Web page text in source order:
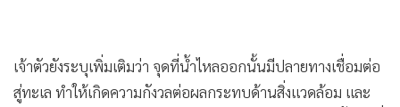
เจ้าตัวยังระบุเพิ่มเติมว่า จุดที่น้ำไหลออกนั้นมีปลายทางเชื่อมต่อ
สู่ทะเล ทำให้เกิดความกังวลต่อผลกระทบด้านสิ่งแวดล้อม และ